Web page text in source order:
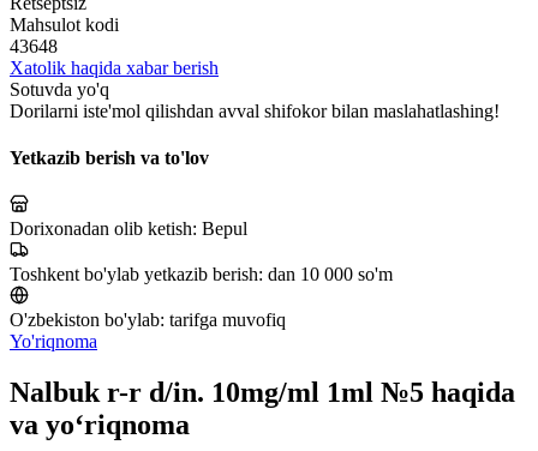
Mahsulot kodi
43648
Xatolik haqida xabar berish
Sotuvda yo'q
Dorilarni iste'mol qilishdan avval shifokor bilan maslahatlashing!
Yetkazib berish va to'lov
Dorixonadan olib ketish: Bepul
Toshkent bo'ylab yetkazib berish: dan 10 000 so'm
O'zbekiston bo'ylab: tarifga muvofiq
Yo'riqnoma
Nalbuk r-r d/in. 10mg/ml 1ml №5 haqida
va yo‘riqnoma